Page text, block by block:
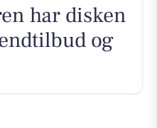
har disken
og